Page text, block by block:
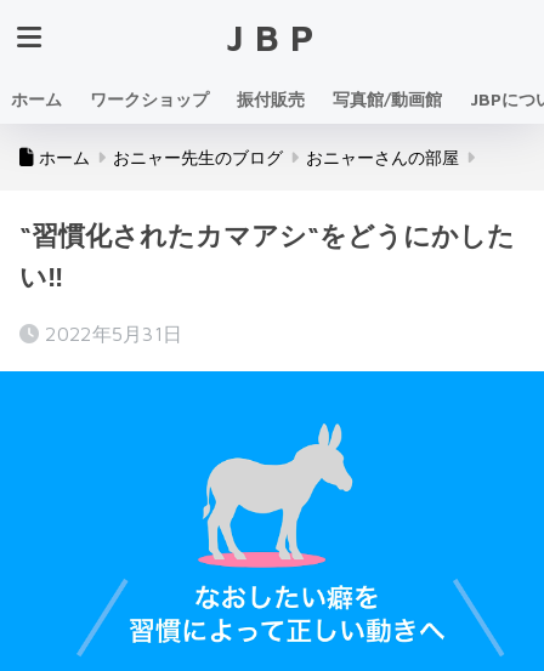
JBP
ホーム ワークショップ 振付販売 写真館/動画館 JBPにつ
ホーム おニャー先生のブログ おニャーさんの部屋
“習慣化されたカマアシ“をどうにかした
い‼︎
2022年5月31日